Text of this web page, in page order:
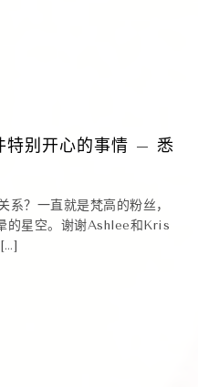
别开心的事情 – 悉
系？一直就是梵高的粉丝，
的星空。谢谢Ashlee和Kris